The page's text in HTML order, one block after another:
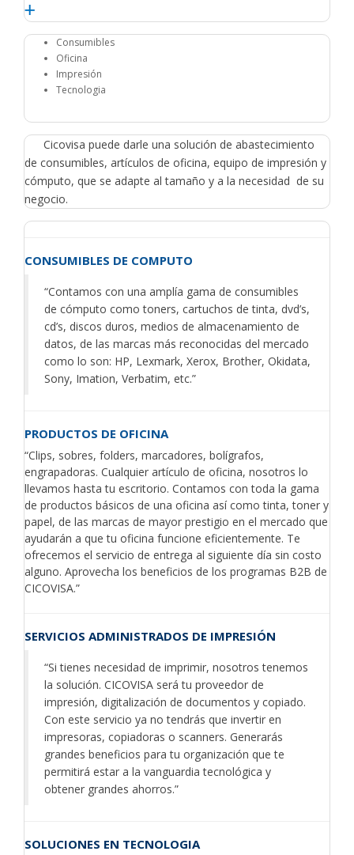
+
Consumibles
Oficina
Impresión
Tecnologia
Cicovisa puede darle una solución de abastecimiento
de consumibles, artículos de oficina, equipo de impresión y
cómputo, que se adapte al tamaño y a la necesidad de su
negocio.
CONSUMIBLES DE COMPUTO
“Contamos con una amplía gama de consumibles
de cómputo como toners, cartuchos de tinta, dvd’s,
cd’s, discos duros, medios de almacenamiento de
datos, de las marcas más reconocidas del mercado
como lo son: HP, Lexmark, Xerox, Brother, Okidata,
Sony, Imation, Verbatim, etc.”
PRODUCTOS DE OFICINA
“Clips, sobres, folders, marcadores, bolígrafos,
engrapadoras. Cualquier artículo de oficina, nosotros lo
llevamos hasta tu escritorio. Contamos con toda la gama
de productos básicos de una oficina así como tinta, toner y
papel, de las marcas de mayor prestigio en el mercado que
ayudarán a que tu oficina funcione eficientemente. Te
ofrecemos el servicio de entrega al siguiente día sin costo
alguno. Aprovecha los beneficios de los programas B2B de
CICOVISA.”
SERVICIOS ADMINISTRADOS DE IMPRESIÓN
“Si tienes necesidad de imprimir, nosotros tenemos
la solución. CICOVISA será tu proveedor de
impresión, digitalización de documentos y copiado.
Con este servicio ya no tendrás que invertir en
impresoras, copiadoras o scanners. Generarás
grandes beneficios para tu organización que te
permitirá estar a la vanguardia tecnológica y
obtener grandes ahorros.”
SOLUCIONES EN TECNOLOGIA